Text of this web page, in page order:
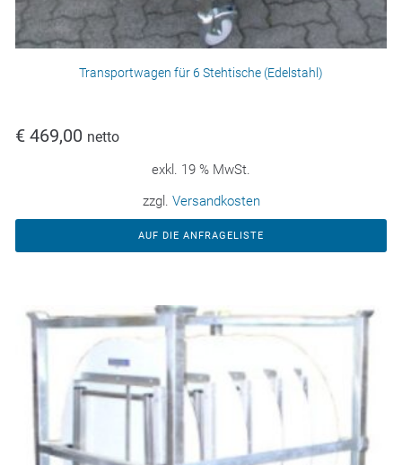
Transportwagen für 6 Stehtische (Edelstahl)
€ 469,00 netto
exkl. 19 % MwSt.
zzgl. Versandkosten
AUF DIE ANFRAGELISTE